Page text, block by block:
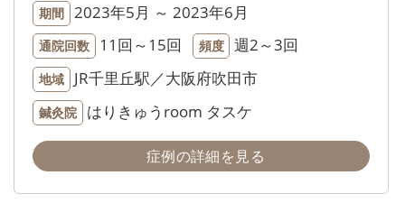
期間 2023年5月 ～ 2023年6月
通院回数 11回～15回 頻度 週2～3回
地域 JR千里丘駅／大阪府吹田市
鍼灸院 はりきゅうroom タスケ
症例の詳細を見る